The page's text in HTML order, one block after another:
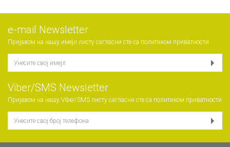
е-mail Newsletter
Пријавом на нашу имејл листу сагласни сте са политиком приватности
Viber/SMS Newsletter
Пријавом на нашу Viber/SMS листу сагласни сте са политиком приватности